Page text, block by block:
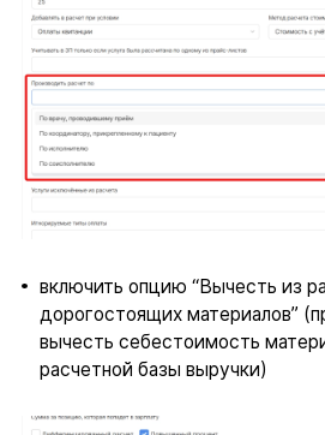
включить опцию “Вычесть из
дорогостоящих материалов”
вычесть себестоимость
расчетной базы выручки)